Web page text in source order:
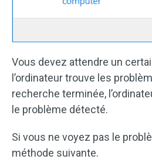
Vous devez attendre un
l’ordinateur trouve les
recherche terminée,
le problème détecté.
Si vous ne voyez pas le
méthode suivante.